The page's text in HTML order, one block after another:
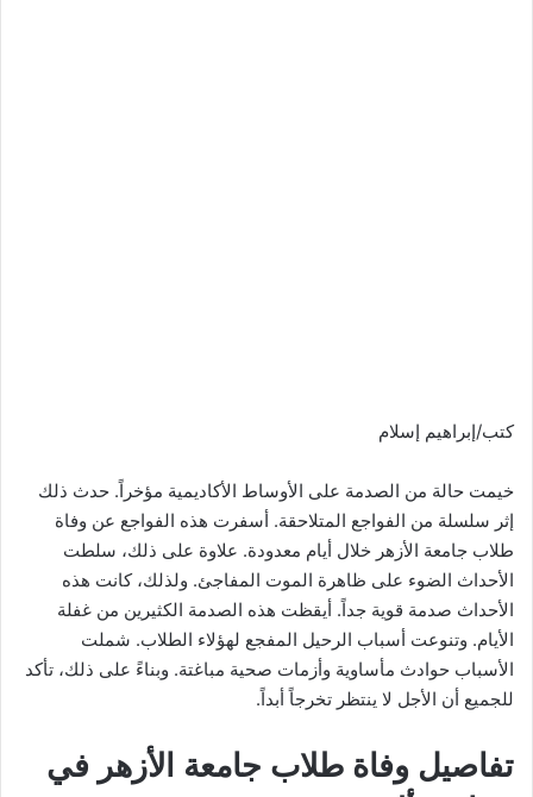
كتب/إبراهيم إسلام
خيمت حالة من الصدمة على الأوساط الأكاديمية مؤخراً. حدث ذلك
إثر سلسلة من الفواجع المتلاحقة. أسفرت هذه الفواجع عن وفاة
طلاب جامعة الأزهر خلال أيام معدودة. علاوة على ذلك، سلطت
الأحداث الضوء على ظاهرة الموت المفاجئ. ولذلك، كانت هذه
الأحداث صدمة قوية جداً. أيقظت هذه الصدمة الكثيرين من غفلة
الأيام. وتنوعت أسباب الرحيل المفجع لهؤلاء الطلاب. شملت
الأسباب حوادث مأساوية وأزمات صحية مباغتة. وبناءً على ذلك، تأكد
للجميع أن الأجل لا ينتظر تخرجاً أبداً.
​تفاصيل وفاة طلاب جامعة الأزهر في